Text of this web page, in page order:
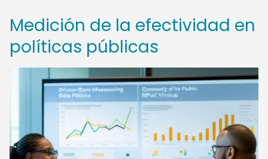
Medición de la efectividad en
políticas públicas